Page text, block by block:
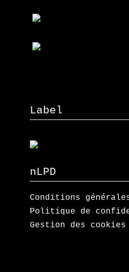
Label
nLPD
Conditions
Politique de
Gestion des cookies